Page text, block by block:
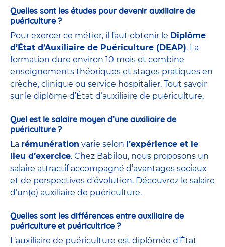
Quelles sont les études pour devenir auxiliaire de
puériculture ?
Pour exercer ce métier, il faut obtenir le Diplôme
d’État d’Auxiliaire de Puériculture (DEAP). La
formation dure environ 10 mois et combine
enseignements théoriques et stages pratiques en
crèche, clinique ou service hospitalier. Tout savoir
sur le diplôme d’État d’auxiliaire de puériculture.
Quel est le salaire moyen d’une auxiliaire de
puériculture ?
La rémunération varie selon l’expérience et le
lieu d’exercice. Chez Babilou, nous proposons un
salaire attractif accompagné d’avantages sociaux
et de perspectives d’évolution. Découvrez le salaire
d’un(e) auxiliaire de puériculture.
Quelles sont les différences entre auxiliaire de
puériculture et puéricultrice ?
L’auxiliaire de puériculture est diplômée d’État